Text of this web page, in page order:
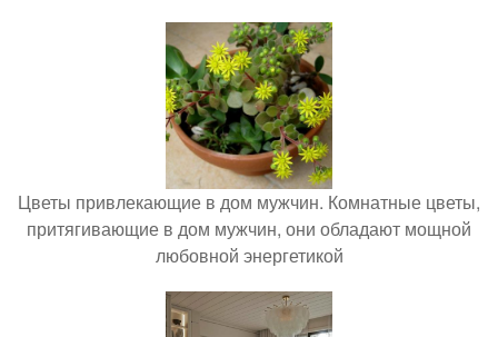
Цветы привлекающие в дом мужчин. Комнатные цветы,
притягивающие в дом мужчин, они обладают мощной
любовной энергетикой